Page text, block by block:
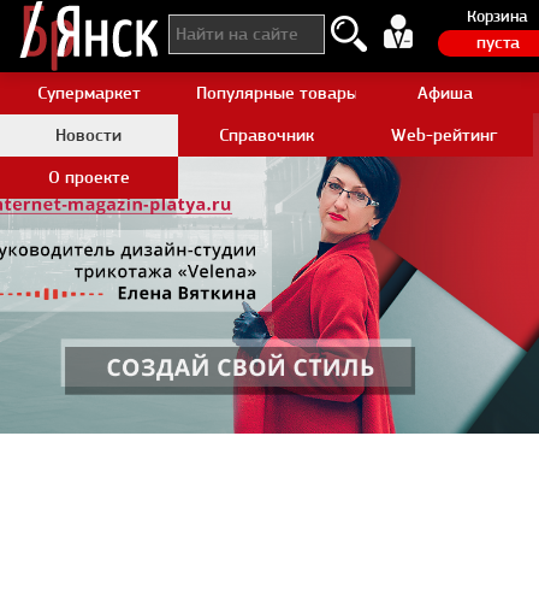
Корзина
пуста
Супермаркет Популярные товары AliexpressАфиша
Новости
Справочник
Web-рейтинг
О проекте